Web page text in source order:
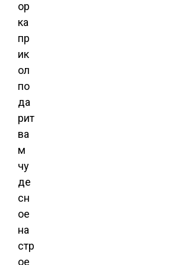
ор
ка
пр
ик
ол
по
да
рит
ва
м
чу
де
сн
ое
на
стр
ое